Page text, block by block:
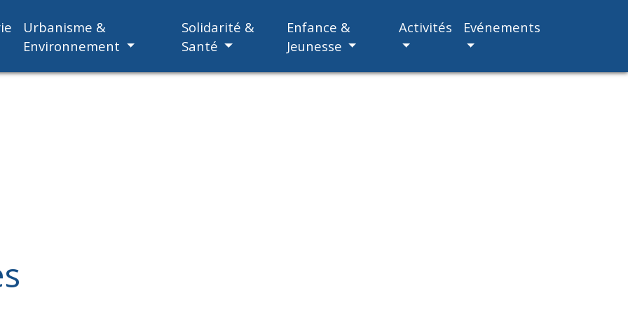
Urbanisme &
Environnement
Solidarité &
Santé
Enfance &
Jeunesse
Activités Evénements